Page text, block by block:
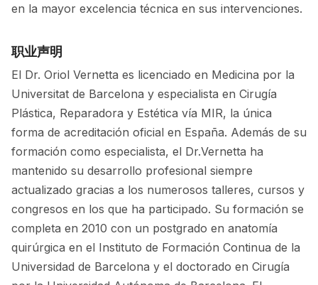
en la mayor excelencia técnica en sus intervenciones.
职业声明
El Dr. Oriol Vernetta es licenciado en Medicina por la
Universitat de Barcelona y especialista en Cirugía
Plástica, Reparadora y Estética vía MIR, la única
forma de acreditación oficial en España. Además de su
formación como especialista, el Dr.Vernetta ha
mantenido su desarrollo profesional siempre
actualizado gracias a los numerosos talleres, cursos y
congresos en los que ha participado. Su formación se
completa en 2010 con un postgrado en anatomía
quirúrgica en el Instituto de Formación Continua de la
Universidad de Barcelona y el doctorado en Cirugía